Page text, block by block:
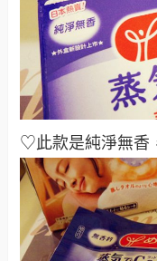
♡此款是純淨無香